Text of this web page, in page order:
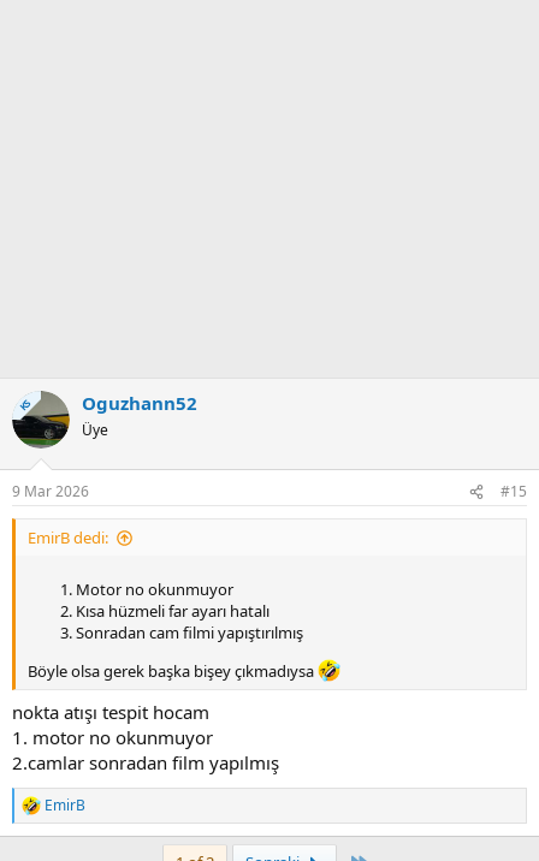
KS Oguzhann52
Üye
9 Mar 2026 #15
EmirB dedi:
Motor no okunmuyor
Kısa hüzmeli far ayarı hatalı
Sonradan cam filmi yapıştırılmış
Böyle olsa gerek başka bişey çıkmadıysa
nokta atışı tespit hocam
1. motor no okunmuyor
2.camlar sonradan film yapılmış
T
e
EmirB